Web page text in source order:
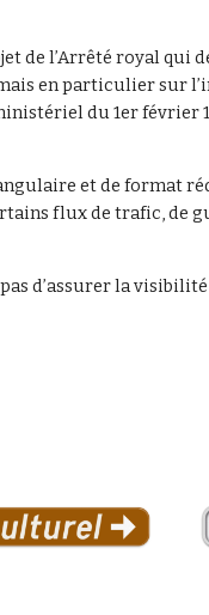
de l’Arrêté royal
en particulier sur
du 1er
et de format
flux de trafic, de
d’assurer la